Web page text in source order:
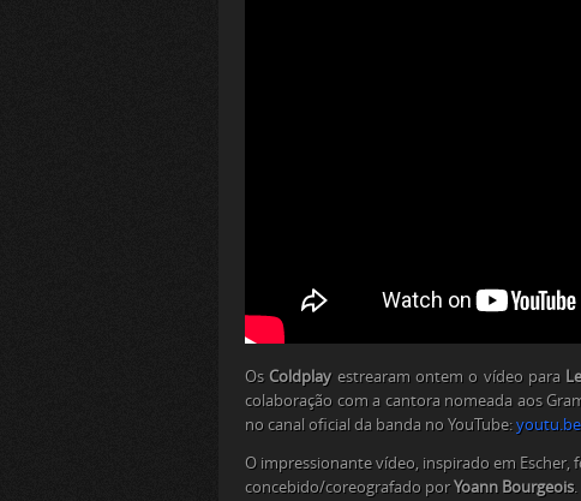
Os Coldplayestrearam ontem o vídeo para
colaboração com a cantora nomeada aos
no canal oficial da banda no YouTube:
O impressionante vídeo, inspirado em Escher,
concebido/coreografado porYoann Bourgeois.